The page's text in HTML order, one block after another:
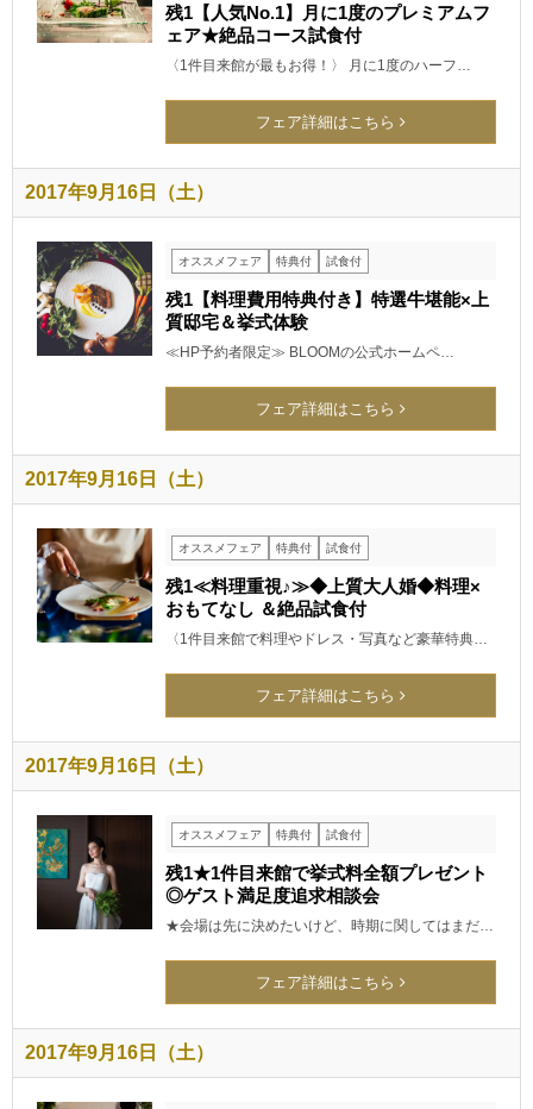
残1【人気No.1】月に1度のプレミアムフ
ェア★絶品コース試食付
〈1件目来館が最もお得！〉 月に1度のハーフ…
フェア詳細はこちら
2017年9月16日（土）
オススメフェア 特典付 試食付
残1【料理費用特典付き】特選牛堪能×上
質邸宅＆挙式体験
≪HP予約者限定≫ BLOOMの公式ホームペ…
フェア詳細はこちら
2017年9月16日（土）
オススメフェア 特典付 試食付
残1≪料理重視♪≫◆上質大人婚◆料理×
おもてなし ＆絶品試食付
〈1件目来館で料理やドレス・写真など豪華特典…
フェア詳細はこちら
2017年9月16日（土）
オススメフェア 特典付 試食付
残1★1件目来館で挙式料全額プレゼント
◎ゲスト満足度追求相談会
★会場は先に決めたいけど、時期に関してはまだ…
フェア詳細はこちら
2017年9月16日（土）